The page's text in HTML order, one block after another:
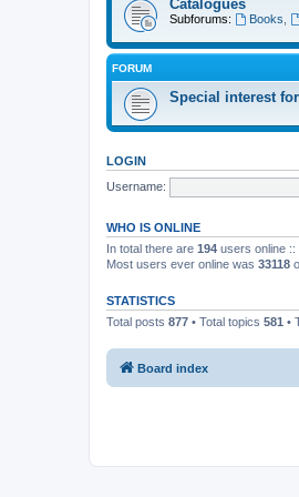
Catalogues
Subforums: Books
FORUM
Special interest
LOGIN
Username:
WHO IS ONLINE
In total there are 194 users online
Most users ever online was 33118
STATISTICS
Total posts 877 • Total topics 581 •
Board index